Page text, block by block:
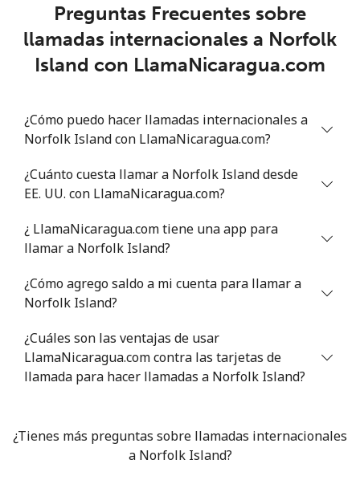
Niger
Celular ⁦47.9¢⁩ 20 min por ⁦$10⁩
Celular ⁦16.5¢⁩ ⁦35¢⁩
Niue
All
country
⁦205.9¢⁩
Norfolk Island
All
⁦200.9¢⁩ 4 min por ⁦$10⁩ -
Preguntas Frecuentes sobre
llamadas internacionales a Norfolk
Island con LlamaNicaragua.com
¿Cómo puedo hacer llamadas internacionales a
Norfolk Island con LlamaNicaragua.com?
¿Cuánto cuesta llamar a Norfolk Island desde
EE. UU. con LlamaNicaragua.com?
¿ LlamaNicaragua.com tiene una app para
llamar a Norfolk Island?
¿Cómo agrego saldo a mi cuenta para llamar a
Norfolk Island?
¿Cuáles son las ventajas de usar
LlamaNicaragua.com contra las tarjetas de
llamada para hacer llamadas a Norfolk Island?
¿Tienes más preguntas sobre llamadas internacionales
a Norfolk Island?